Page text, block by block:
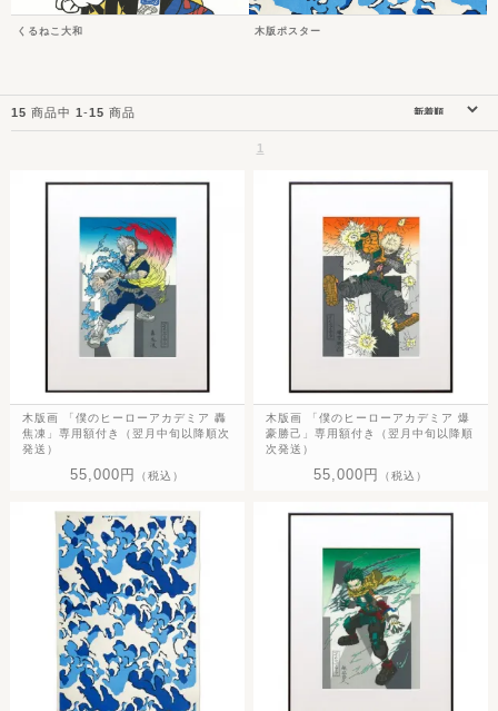
くるねこ大和 木版ポスター
15 商品中 1-15 商品
1
木版画 「僕のヒーローアカデミア 轟
焦凍」専用額付き（翌月中旬以降順次
発送）
55,000円 （税込）
木版画 「僕のヒーローアカデミア 爆
豪勝己」専用額付き（翌月中旬以降順
次発送）
55,000円 （税込）